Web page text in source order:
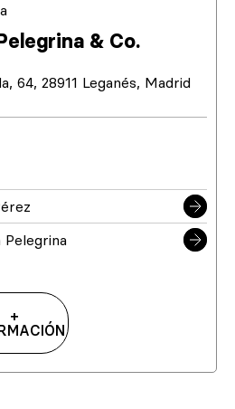
& Co.
64, 28911 Leganés, Madrid
Pelegrina
+